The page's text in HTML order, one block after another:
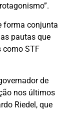
forma conjunta
pautas que
como STF
de
nos últimos
Riedel, que